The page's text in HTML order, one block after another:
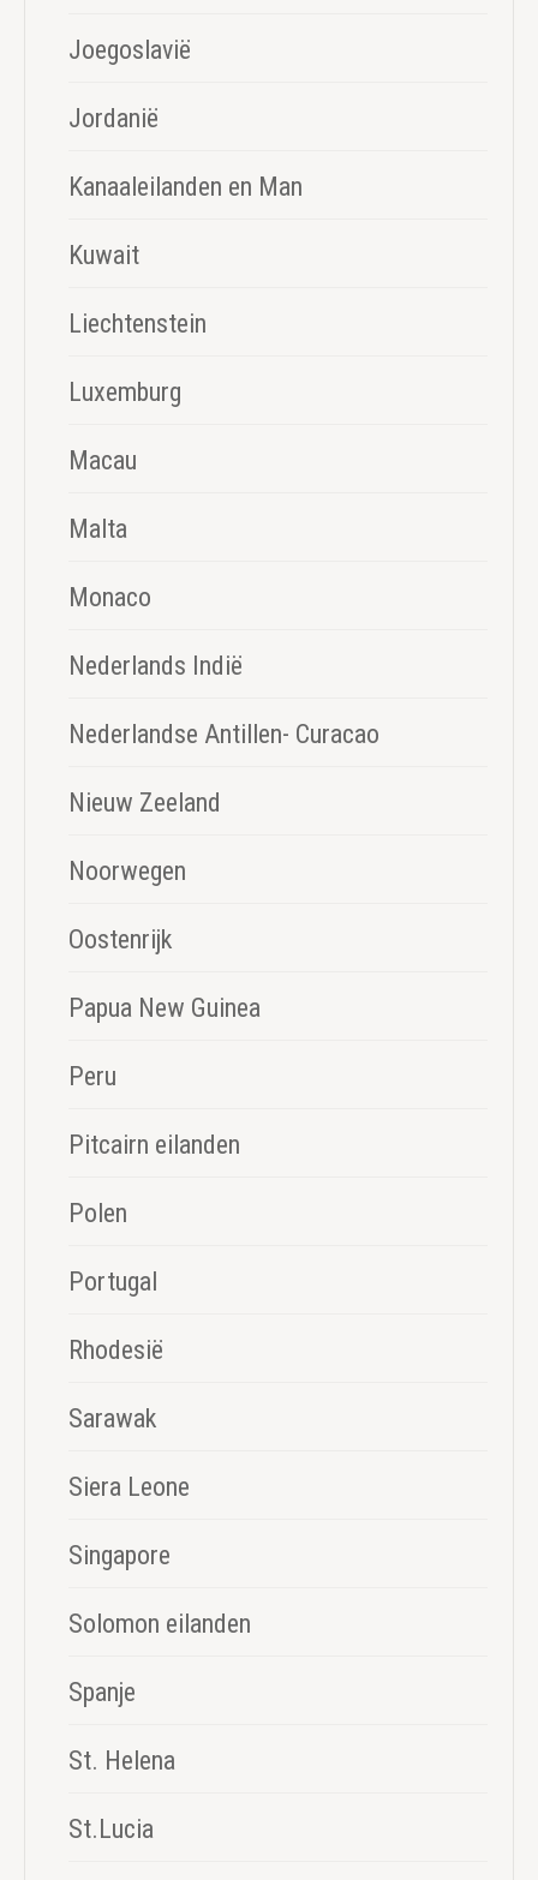
Joegoslavië
Jordanië
Kanaaleilanden en Man
Kuwait
Liechtenstein
Luxemburg
Macau
Malta
Monaco
Nederlands Indië
Nederlandse Antillen- Curacao
Nieuw Zeeland
Noorwegen
Oostenrijk
Papua New Guinea
Peru
Pitcairn eilanden
Polen
Portugal
Rhodesië
Sarawak
Siera Leone
Singapore
Solomon eilanden
Spanje
St. Helena
St.Lucia